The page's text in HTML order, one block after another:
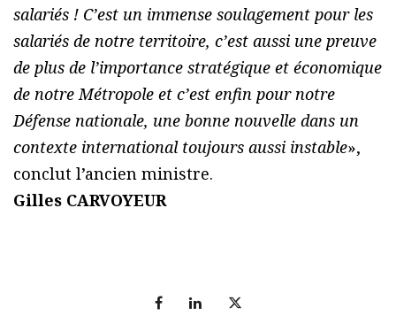
salariés ! C’est un immense soulagement pour les
salariés de notre territoire, c’est aussi une preuve
de plus de l’importance stratégique et économique
de notre Métropole et c’est enfin pour notre
Défense nationale, une bonne nouvelle dans un
contexte international toujours aussi instable»,
conclut l’ancien ministre.
Gilles CARVOYEUR